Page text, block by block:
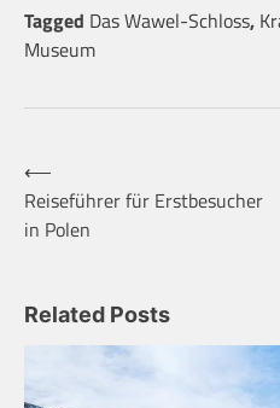
Tagged Das Wawel-Schloss,
Museum
⟵
Reiseführer für Erstbesucher
in Polen
Related Posts